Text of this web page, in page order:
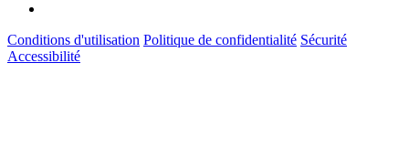
Conditions d'utilisation Politique de confidentialité Sécurité
Accessibilité